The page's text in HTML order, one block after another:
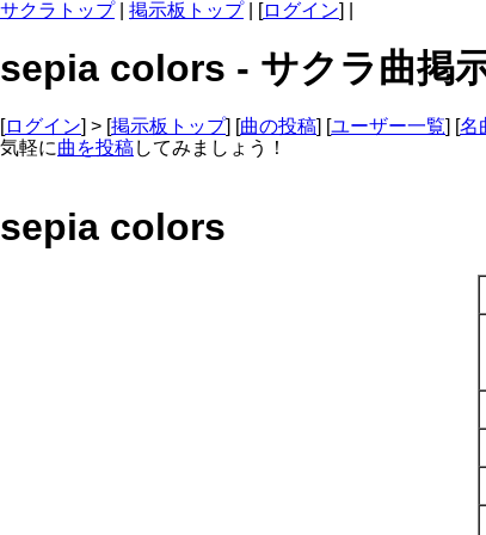
サクラトップ| 掲示板トップ| [ログイン] |
sepia colors - サクラ曲掲
[ログイン] > [掲示板トップ] [曲の投稿] [ユーザー一覧] [名
気軽に曲を投稿してみましょう！
sepia colors